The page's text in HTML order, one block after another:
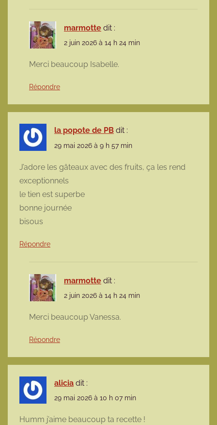
marmotte dit :
2 juin 2026 à 14 h 24 min
Merci beaucoup Isabelle.
Répondre
la popote de PB dit :
29 mai 2026 à 9 h 57 min
J’adore les gâteaux avec des fruits, ça les rend
exceptionnels
le tien est superbe
bonne journée
bisous
Répondre
marmotte dit :
2 juin 2026 à 14 h 24 min
Merci beaucoup Vanessa.
Répondre
alicia dit :
29 mai 2026 à 10 h 07 min
Humm j’aime beaucoup ta recette !